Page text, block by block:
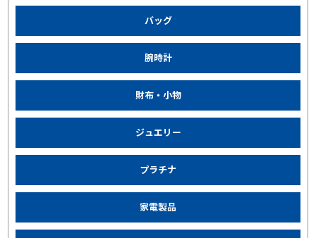
バッグ
腕時計
財布・小物
ジュエリー
プラチナ
家電製品